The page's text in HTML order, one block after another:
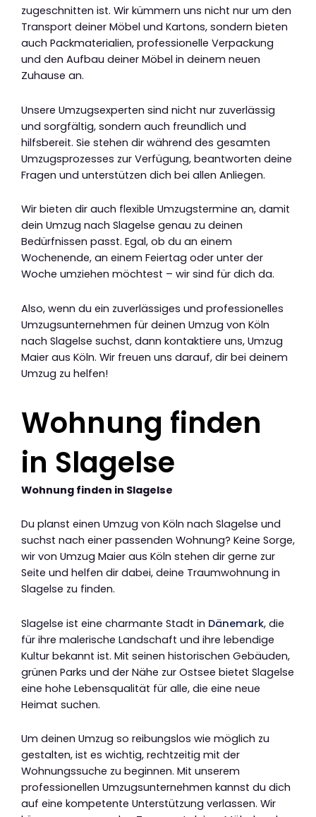
zugeschnitten ist. Wir kümmern uns nicht nur um den
Transport deiner Möbel und Kartons, sondern bieten
auch Packmaterialien, professionelle Verpackung
und den Aufbau deiner Möbel in deinem neuen
Zuhause an.
Unsere Umzugsexperten sind nicht nur zuverlässig
und sorgfältig, sondern auch freundlich und
hilfsbereit. Sie stehen dir während des gesamten
Umzugsprozesses zur Verfügung, beantworten deine
Fragen und unterstützen dich bei allen Anliegen.
Wir bieten dir auch flexible Umzugstermine an, damit
dein Umzug nach Slagelse genau zu deinen
Bedürfnissen passt. Egal, ob du an einem
Wochenende, an einem Feiertag oder unter der
Woche umziehen möchtest – wir sind für dich da.
Also, wenn du ein zuverlässiges und professionelles
Umzugsunternehmen für deinen Umzug von Köln
nach Slagelse suchst, dann kontaktiere uns, Umzug
Maier aus Köln. Wir freuen uns darauf, dir bei deinem
Umzug zu helfen!
Wohnung finden
in Slagelse
Wohnung finden in Slagelse
Du planst einen Umzug von Köln nach Slagelse und
suchst nach einer passenden Wohnung? Keine Sorge,
wir von Umzug Maier aus Köln stehen dir gerne zur
Seite und helfen dir dabei, deine Traumwohnung in
Slagelse zu finden.
Slagelse ist eine charmante Stadt in Dänemark, die
für ihre malerische Landschaft und ihre lebendige
Kultur bekannt ist. Mit seinen historischen Gebäuden,
grünen Parks und der Nähe zur Ostsee bietet Slagelse
eine hohe Lebensqualität für alle, die eine neue
Heimat suchen.
Um deinen Umzug so reibungslos wie möglich zu
gestalten, ist es wichtig, rechtzeitig mit der
Wohnungssuche zu beginnen. Mit unserem
professionellen Umzugsunternehmen kannst du dich
auf eine kompetente Unterstützung verlassen. Wir